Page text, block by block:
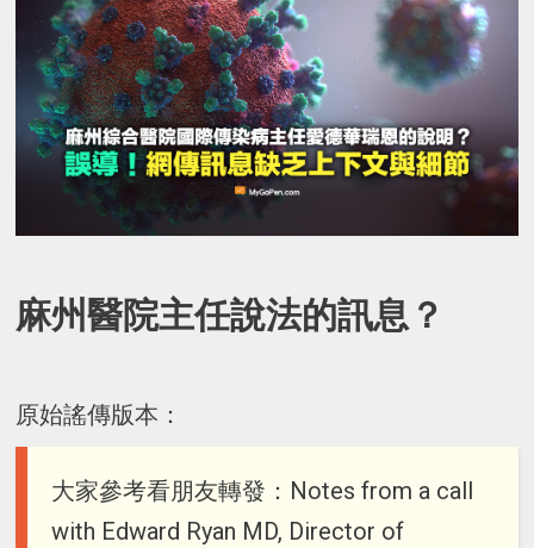
麻州醫院主任說法的訊息？
原始謠傳版本：
大家參考看朋友轉發：Notes from a call
with Edward Ryan MD, Director of